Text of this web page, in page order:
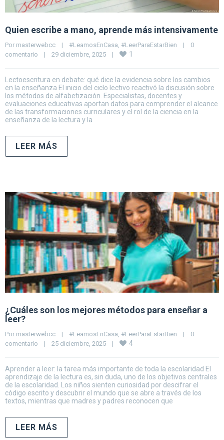
Quien escribe a mano, aprende más intensivamente
Por masterwebcc | #LeamosEnCasa #LeerParaEstarBien |
0
comentario
| 29 diciembre, 2025 | 1
Lectoescritura en debate: qué dice la evidencia sobre los cambios
en la enseñanza El inicio del ciclo lectivo reactivó la discusión sobre
los métodos de alfabetización. Especialistas, docentes y
evaluaciones educativas aportan datos para comprender el alcance
de las transformaciones curriculares y el rol de la ciencia en la
enseñanza de la lectura y la
LEER MÁS
¿Cuáles son los mejores métodos para enseñar a
leer?
Por masterwebcc | #LeamosEnCasa, #LeerParaEstarBien |
0
comentario
| 25 diciembre, 2025 | 4
Aprender a leer: la tarea más importante de toda la escolaridad El
aprendizaje de la lectura es, sin duda, uno de los objetivos centrales
de la escolaridad. Los niños sienten curiosidad por descifrar el
código escrito y descubrir el mundo que se abre a través de los
textos, mientras que madres y padres reconocen que
LEER MÁS